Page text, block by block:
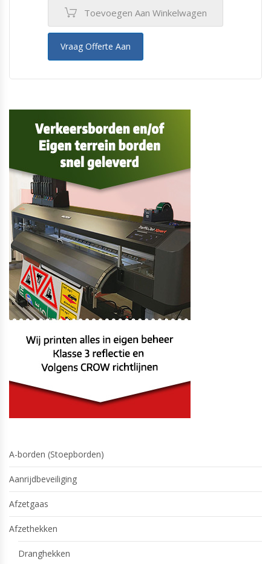
Toevoegen Aan Winkelwagen
Vraag Offerte Aan
A-borden (Stoepborden)
Aanrijdbeveiliging
Afzetgaas
Afzethekken
Dranghekken